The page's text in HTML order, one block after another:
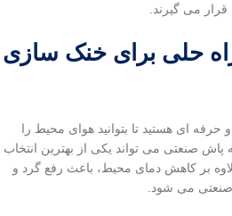
می گیرند.
حلی برای خنک سازی
حرفه ای هستید تا بتوانید هوای محیط را
صنعتی می تواند یکی از بهترین انتخاب
بر کاهش دمای محیط، باعث رفع گرد و
صنعتی می شود.